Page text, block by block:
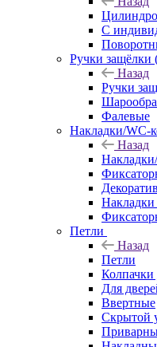
С
Ручки
Назад
Ручки
Фалевые
Накладки/WC-
Назад
Петли
Назад
Петли
Колпачки
Для
Ввертные
Скрытой